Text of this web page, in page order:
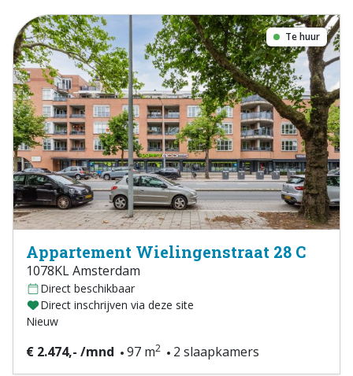
Te huur
Appartement Wielingenstraat 28 C
1078KL Amsterdam
Direct beschikbaar
Direct inschrijven via deze site
Nieuw
€ 2.474,- /mnd 97 m2 2 slaapkamers